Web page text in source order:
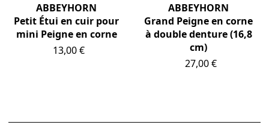
ABBEYHORN
Petit Étui en cuir pour
mini Peigne en corne
Prix
13,00 €
ABBEYHORN
Grand Peigne en corne
à double denture (16,8
cm)
Prix
27,00 €